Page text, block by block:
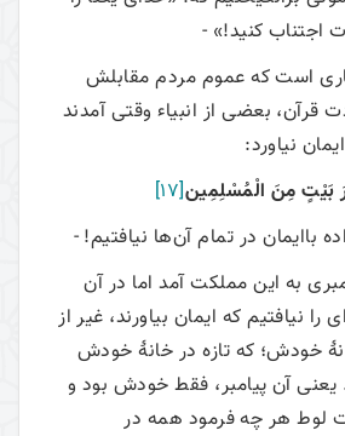
اجتناب كنيد!» -
است که عموم مردم مقابلش
قرآن، بعضی از انبیاء وقتی آمدند
نیاورد:
بَيْتٍ مِنَ الْمُسْلِمِين[17]
باايمان در تمام آن‌ها نيافتيم! -
به این مملکت آمد اما در آن
نیافتیم که ایمان بیاورند، غیر از
خودش؛ که تازه در خانۀ خودش
یعنی آن پیامبر، فقط خودش بود و
هر چه فرمود همه در